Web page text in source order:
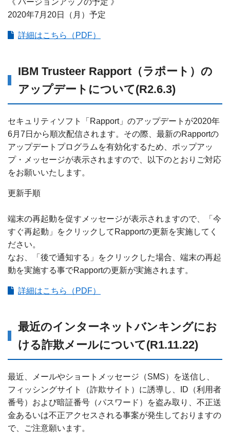
《 バージョンアップの予定 》
2020年7月20日（月）予定
詳細はこちら（PDF）
IBM Trusteer Rapport（ラポート）の
アップデートについて(R2.6.3)
セキュリティソフト「Rapport」のアップデートが2020年
6月7日から順次配信されます。その際、最新のRapportの
アップデートプログラムを有効化するため、ポップアッ
プ・メッセージが表示されますので、以下のとおりご対応
をお願いいたします。
更新手順
端末の再起動を促すメッセージが表示されますので、「今
すぐ再起動」をクリックしてRapportの更新を実施してく
ださい。
なお、「後で通知する」をクリックした場合、端末の再起
動を実施する事でRapportの更新が実施されます。
詳細はこちら（PDF）
最近のインターネットバンキングにお
ける詐欺メールについて(R1.11.22)
最近、メールやショートメッセージ（SMS）を送信し、
フィッシングサイト（詐欺サイト）に誘導し、ID（利用者
番号）および暗証番号（パスワード）を盗み取り、不正送
金あるいは不正アクセスされる事案が発生しておりますの
で、ご注意願います。